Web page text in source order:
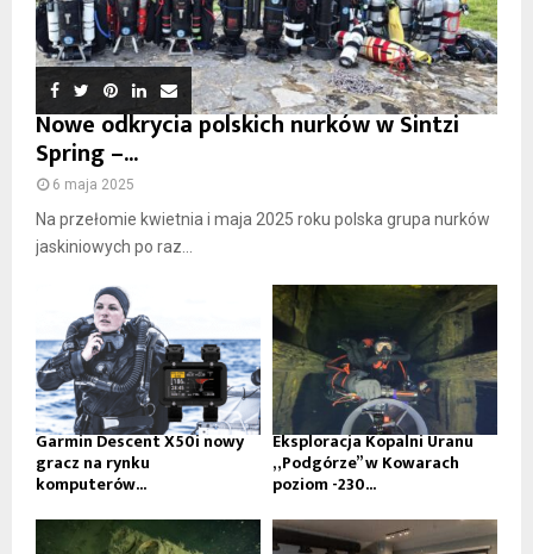
Nowe odkrycia polskich nurków w Sintzi
Spring –...
6 maja 2025
Na przełomie kwietnia i maja 2025 roku polska grupa nurków
jaskiniowych po raz...
Garmin Descent X50i nowy
gracz na rynku
komputerów...
Eksploracja Kopalni Uranu
„Podgórze” w Kowarach
poziom -230...